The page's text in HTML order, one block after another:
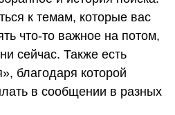
к темам, которые вас
что-то важное на потом,
сейчас. Также есть
благодаря которой
в сообщении в разных